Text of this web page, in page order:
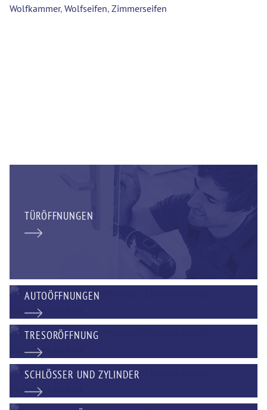
Wolfkammer, Wolfseifen, Zimmerseifen
TÜRÖFFNUNGEN
AUTOÖFFNUNGEN
TRESORÖFFNUNG
SCHLÖSSER UND ZYLINDER